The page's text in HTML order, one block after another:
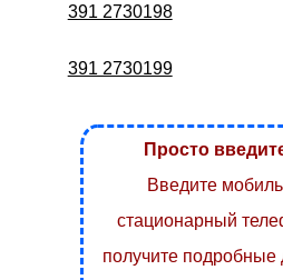
391 2730198
391 2730199
Просто
Введите
стационарный
получите